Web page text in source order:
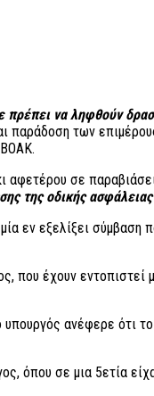
πρέπει να ληφθούν
παράδοση των
ΒΟΑΚ.
αφετέρου σε
της οδικής
εν εξελίξει σύμβαση
που έχουν εντοπιστεί
ανέφερε ότι
όπου σε μια 5ετία